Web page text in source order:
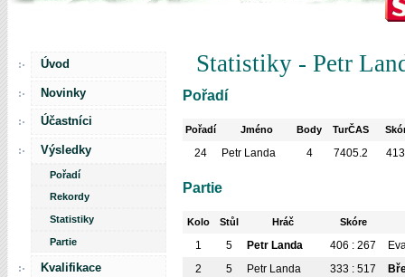
Úvod
Novinky
Účastníci
Výsledky
Pořadí
Rekordy
Statistiky
Partie
Kvalifikace
Statistiky - Petr
Pořadí
Pořadí Jméno Body TurČAS
24 Petr Landa 4 7405.2
Partie
Kolo Stůl Hráč Skóre
1 5 Petr Landa 406 : 267
2
5 Petr Landa 333 : 517